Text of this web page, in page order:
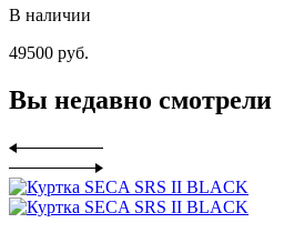
В наличии
49500 руб.
Вы недавно смотрели